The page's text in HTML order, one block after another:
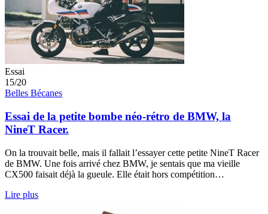
Essai
15/20
Belles Bécanes
Essai de la petite bombe néo-rétro de BMW, la
NineT Racer.
On la trouvait belle, mais il fallait l’essayer cette petite NineT Racer
de BMW. Une fois arrivé chez BMW, je sentais que ma vieille
CX500 faisait déjà la gueule. Elle était hors compétition…
Lire plus